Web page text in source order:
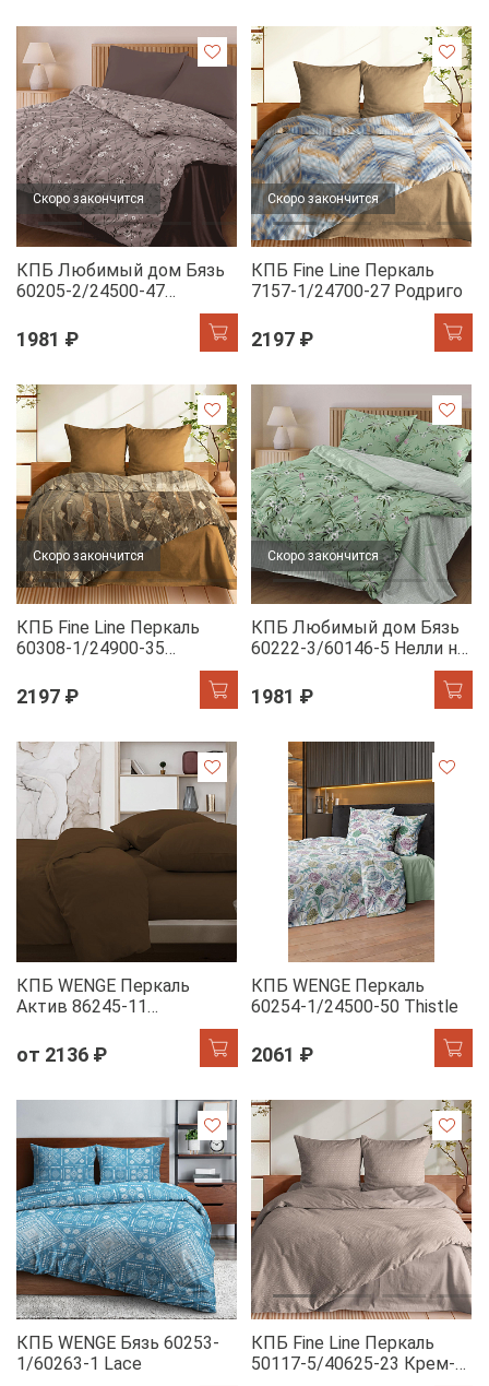
Скоро закончится
КПБ Любимый дом Бязь
60205-2/24500-47
1981 ₽
Скоро закончится
КПБ Fine Line Перкаль
7157-1/24700-27 Родриго
2197 ₽
Скоро закончится
КПБ Fine Line Перкаль
60308-1/24900-35
2197 ₽
Скоро закончится
КПБ Любимый дом Бязь
60222-3/60146-5 Нелли н/
1981 ₽
КПБ WENGE Перкаль
Актив 86245-11
от 2136 ₽
КПБ WENGE Перкаль
60254-1/24500-50 Тhistle
2061 ₽
КПБ WENGE Бязь 60253-
1/60263-1 Lace
КПБ Fine Line Перкаль
50117-5/40625-23 Крем-